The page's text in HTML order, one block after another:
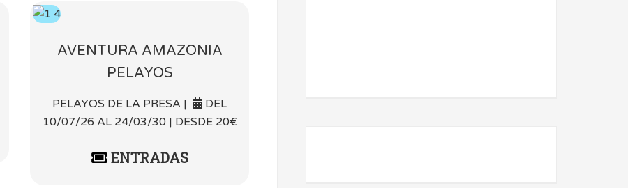
AVENTURA AMAZONIA
PELAYOS
PELAYOS DE LA PRESA |
DEL
10/07/26 AL 24/03/30 | DESDE 20€
ENTRADAS